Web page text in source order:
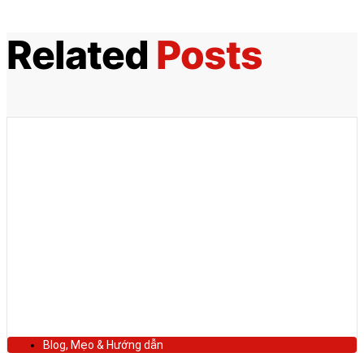
Related Posts
Blog, Mẹo & Hướng dẫn